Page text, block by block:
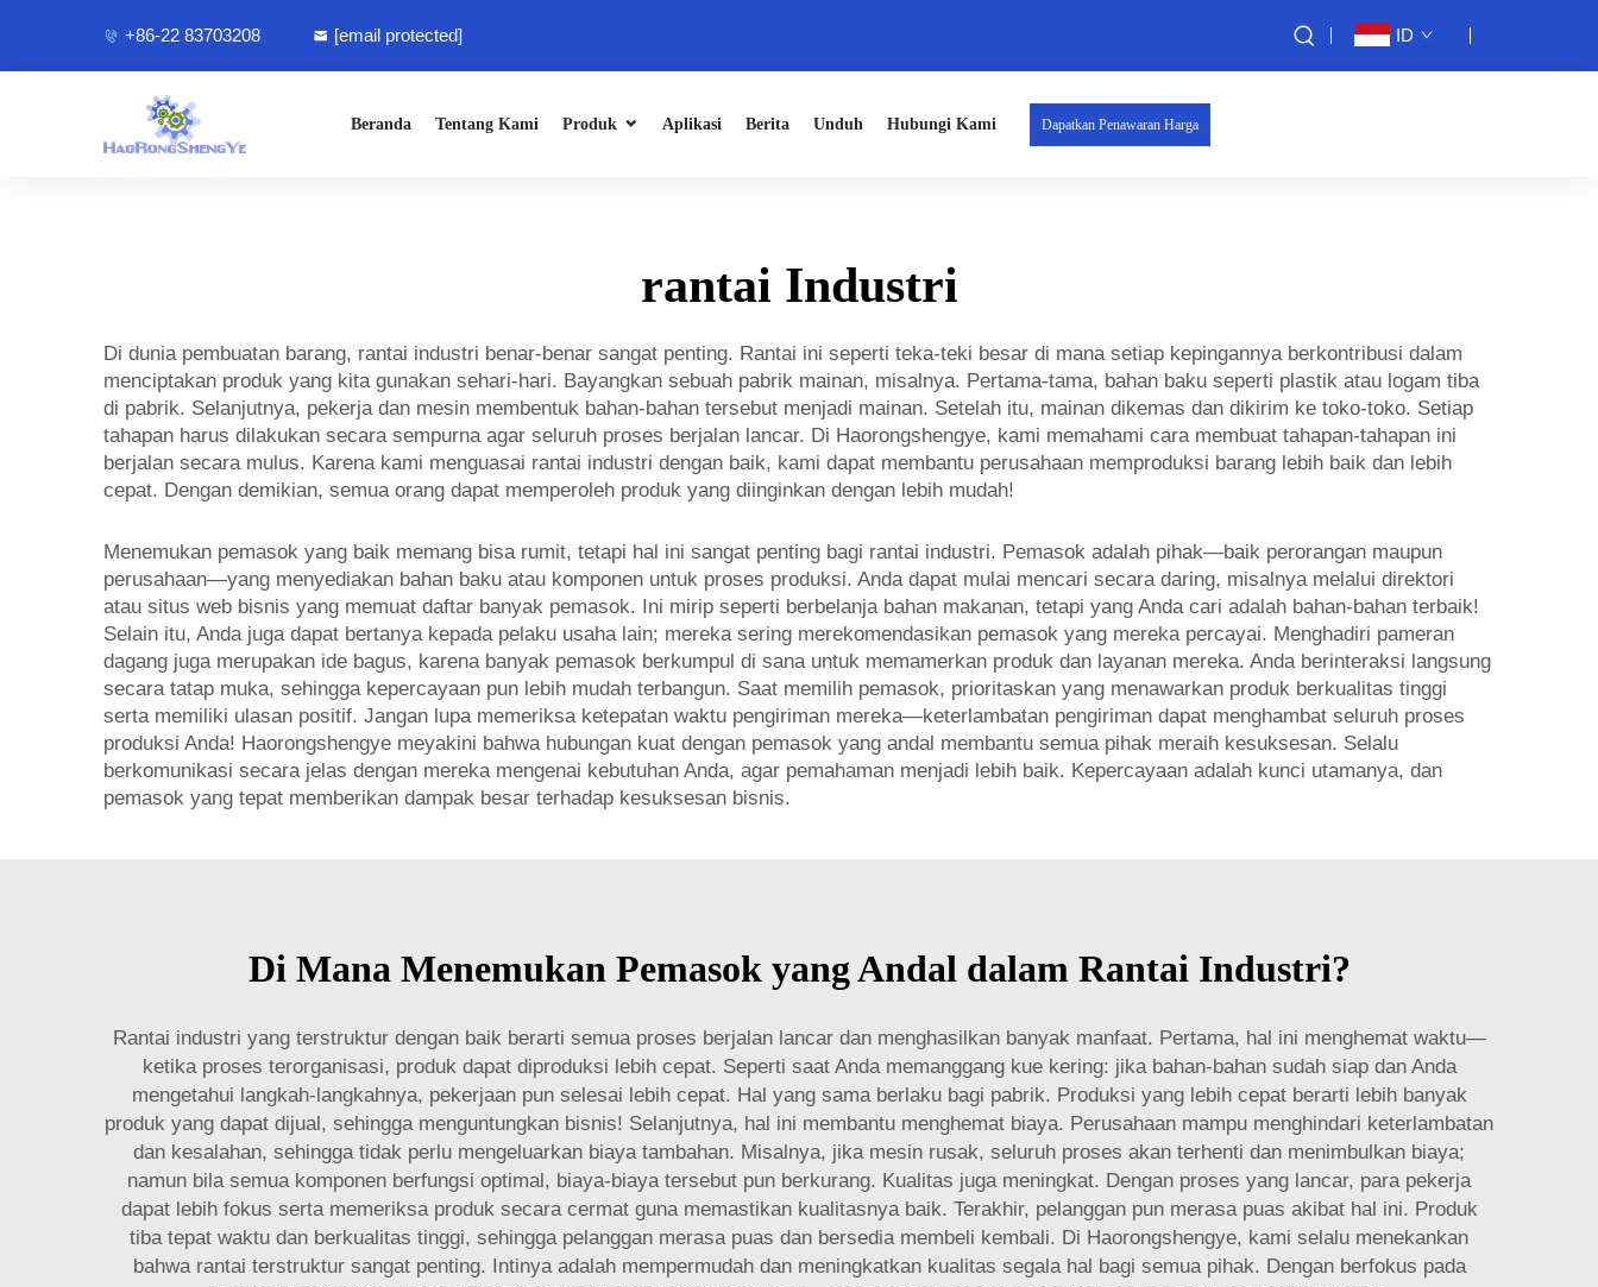
+86-22 83703208 [email protected] ID
Beranda Tentang Kami Produk Aplikasi Berita Unduh Hubungi Kami Dapatkan Penawaran Harga
rantai Industri
Di dunia pembuatan barang, rantai industri benar-benar sangat penting. Rantai ini seperti teka-teki besar di mana setiap kepingannya berkontribusi dalam
menciptakan produk yang kita gunakan sehari-hari. Bayangkan sebuah pabrik mainan, misalnya. Pertama-tama, bahan baku seperti plastik atau logam tiba
di pabrik. Selanjutnya, pekerja dan mesin membentuk bahan-bahan tersebut menjadi mainan. Setelah itu, mainan dikemas dan dikirim ke toko-toko. Setiap
tahapan harus dilakukan secara sempurna agar seluruh proses berjalan lancar. Di Haorongshengye, kami memahami cara membuat tahapan-tahapan ini
berjalan secara mulus. Karena kami menguasai rantai industri dengan baik, kami dapat membantu perusahaan memproduksi barang lebih baik dan lebih
cepat. Dengan demikian, semua orang dapat memperoleh produk yang diinginkan dengan lebih mudah!
Menemukan pemasok yang baik memang bisa rumit, tetapi hal ini sangat penting bagi rantai industri. Pemasok adalah pihak—baik perorangan maupun
perusahaan—yang menyediakan bahan baku atau komponen untuk proses produksi. Anda dapat mulai mencari secara daring, misalnya melalui direktori
atau situs web bisnis yang memuat daftar banyak pemasok. Ini mirip seperti berbelanja bahan makanan, tetapi yang Anda cari adalah bahan-bahan terbaik!
Selain itu, Anda juga dapat bertanya kepada pelaku usaha lain; mereka sering merekomendasikan pemasok yang mereka percayai. Menghadiri pameran
dagang juga merupakan ide bagus, karena banyak pemasok berkumpul di sana untuk memamerkan produk dan layanan mereka. Anda berinteraksi langsung
secara tatap muka, sehingga kepercayaan pun lebih mudah terbangun. Saat memilih pemasok, prioritaskan yang menawarkan produk berkualitas tinggi
serta memiliki ulasan positif. Jangan lupa memeriksa ketepatan waktu pengiriman mereka—keterlambatan pengiriman dapat menghambat seluruh proses
produksi Anda! Haorongshengye meyakini bahwa hubungan kuat dengan pemasok yang andal membantu semua pihak meraih kesuksesan. Selalu
berkomunikasi secara jelas dengan mereka mengenai kebutuhan Anda, agar pemahaman menjadi lebih baik. Kepercayaan adalah kunci utamanya, dan
pemasok yang tepat memberikan dampak besar terhadap kesuksesan bisnis.
Di Mana Menemukan Pemasok yang Andal dalam Rantai Industri?
Rantai industri yang terstruktur dengan baik berarti semua proses berjalan lancar dan menghasilkan banyak manfaat. Pertama, hal ini menghemat waktu—
ketika proses terorganisasi, produk dapat diproduksi lebih cepat. Seperti saat Anda memanggang kue kering: jika bahan-bahan sudah siap dan Anda
mengetahui langkah-langkahnya, pekerjaan pun selesai lebih cepat. Hal yang sama berlaku bagi pabrik. Produksi yang lebih cepat berarti lebih banyak
produk yang dapat dijual, sehingga menguntungkan bisnis! Selanjutnya, hal ini membantu menghemat biaya. Perusahaan mampu menghindari keterlambatan
dan kesalahan, sehingga tidak perlu mengeluarkan biaya tambahan. Misalnya, jika mesin rusak, seluruh proses akan terhenti dan menimbulkan biaya;
namun bila semua komponen berfungsi optimal, biaya-biaya tersebut pun berkurang. Kualitas juga meningkat. Dengan proses yang lancar, para pekerja
dapat lebih fokus serta memeriksa produk secara cermat guna memastikan kualitasnya baik. Terakhir, pelanggan pun merasa puas akibat hal ini. Produk
tiba tepat waktu dan berkualitas tinggi, sehingga pelanggan merasa puas dan bersedia membeli kembali. Di Haorongshengye, kami selalu menekankan
bahwa rantai terstruktur sangat penting. Intinya adalah mempermudah dan meningkatkan kualitas segala hal bagi semua pihak. Dengan berfokus pada